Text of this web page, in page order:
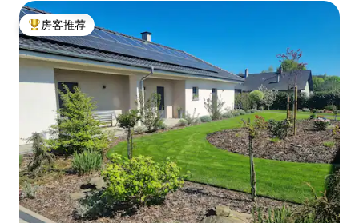
热门「房客推荐」
房客推荐